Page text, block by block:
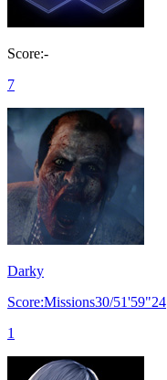
Score:-
7
Darky
Score:Missions30/51'59"24
1